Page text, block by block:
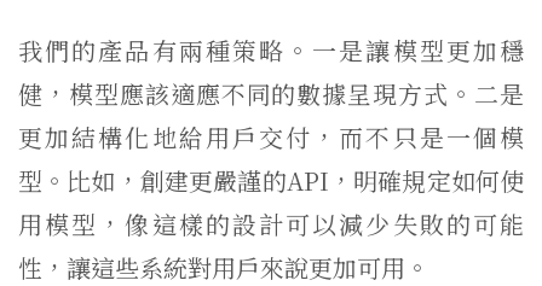
我們的產品有兩種策略。一是讓模型更加穩
健，模型應該適應不同的數據呈現方式。二是
更加結構化地給用戶交付，而不只是一個模
型。比如，創建更嚴謹的API，明確規定如何使
用模型，像這樣的設計可以減少失敗的可能
性，讓這些系統對用戶來說更加可用。